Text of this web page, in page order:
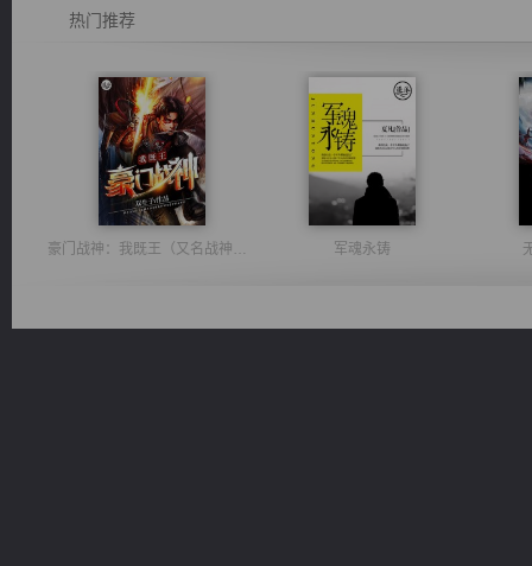
热门推荐
豪门战神：我既王（又名战神归来不败神婿修罗战神） 军魂永铸